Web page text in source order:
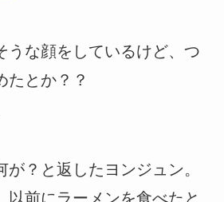
うな顔をしているけど、つ
たとか？？
？と返したヨンジュン。
以前にラーメンを食べたと